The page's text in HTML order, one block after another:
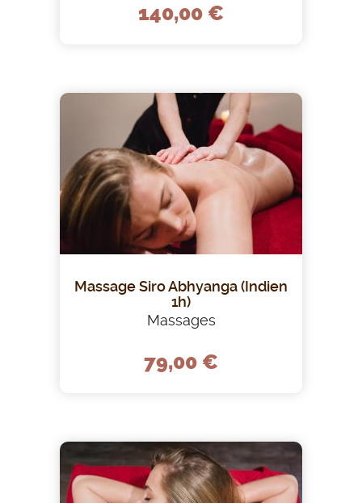
140,00 €
Massage Siro Abhyanga (Indien
1h)
Massages
79,00 €